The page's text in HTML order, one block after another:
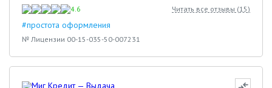
4.6 Читать все отзывы (15)
#простота оформления
№ Лицензии 00-15-035-50-007231